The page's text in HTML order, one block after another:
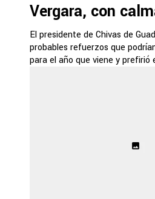
Vergara, con
El presidente de Chivas de
probables refuerzos que
para el año que viene y prefirió